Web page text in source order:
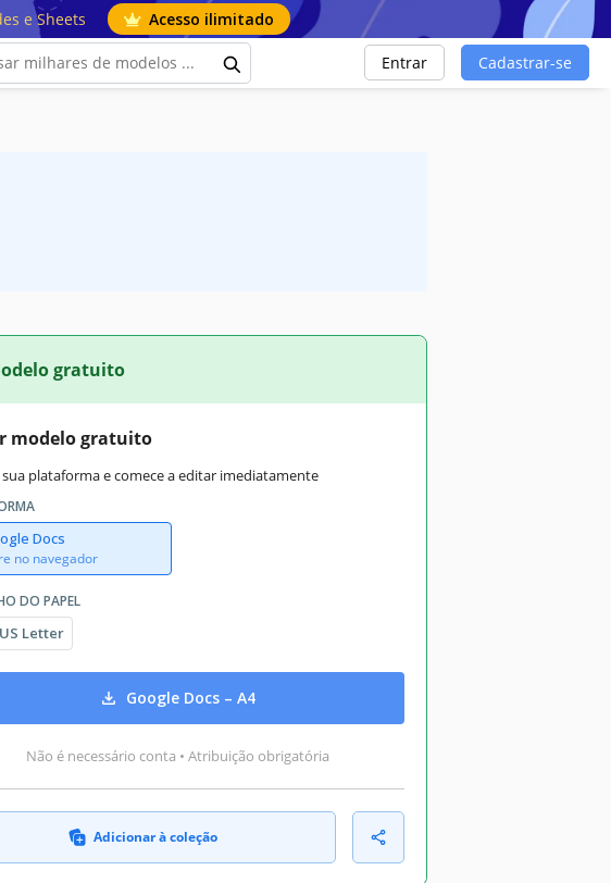
e Sheets Acesso ilimitado
Entrar Cadastrar-se
gratuito
modelo gratuito
sua plataforma e comece a editar imediatamente
Docs
no navegador
DO PAPEL
US Letter
Google Docs – A4
Não é necessário conta • Atribuição obrigatória
Adicionar à coleção